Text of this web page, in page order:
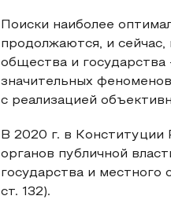
Поиски наиболее
продолжаются, и
общества и государства
значительных
с реализацией
В 2020 г. в Конституции
органов публичной
государства и местного
ст. 132).